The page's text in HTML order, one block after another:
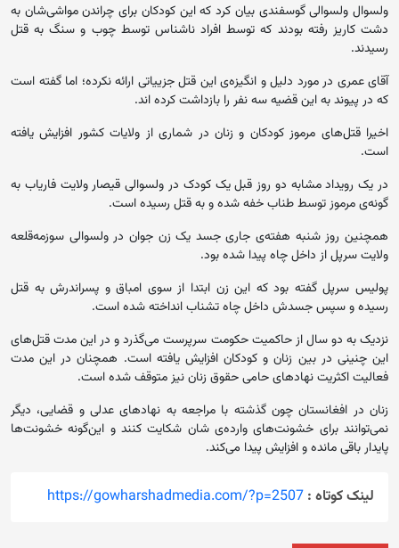
ولسوال ولسوالی گوسفندی بیان کرد که این کودکان برای چراندن مواشی‌شان به
دشت کاریز رفته بودند که توسط افراد ناشناس توسط چوب و سنگ به قتل
رسیدند.
آقای عمری در مورد دلیل و انگیزه‌ی این قتل جزییاتی ارائه نکرده؛ اما گفته است
که در پیوند به این قضیه سه نفر را بازداشت کرده اند.
اخیرا قتل‌های مرموز کودکان و زنان در شماری از ولایات کشور افزایش یافته
است.
در یک رویداد مشابه دو روز قبل یک کودک در ولسوالی قیصار ولایت فاریاب به
گونه‌ی مرموز توسط طناب خفه شده و به قتل رسیده است.
همچنین روز شنبه هفته‌ی جاری جسد یک زن جوان در ولسوالی سوزمه‌قلعه
ولایت سرپل از داخل چاه پیدا شده بود.
پولیس سرپل گفته بود که این زن ابتدا از سوی امباق و پسراندرش به قتل
رسیده و سپس جسدش داخل چاه‌ تشناب انداخته شده است.
نزدیک به دو سال از حاکمیت حکومت سرپرست می‌گذرد و در این مدت قتل‌های
این چنینی در بین زنان و کودکان افزایش یافته است. همچنان در این مدت
فعالیت اکثریت نهادهای حامی حقوق زنان نیز متوقف شده است.
زنان در افغانستان چون گذشته با مراجعه به نهادهای عدلی و قضایی، دیگر
نمی‌توانند برای خشونت‌های وارده‌ی شان شکایت کنند و این‌گونه خشونت‌‌ها
پایدار باقی مانده و افزایش پیدا می‌کند.
لینک کوتاه : https://gowharshadmedia.com/?p=2507